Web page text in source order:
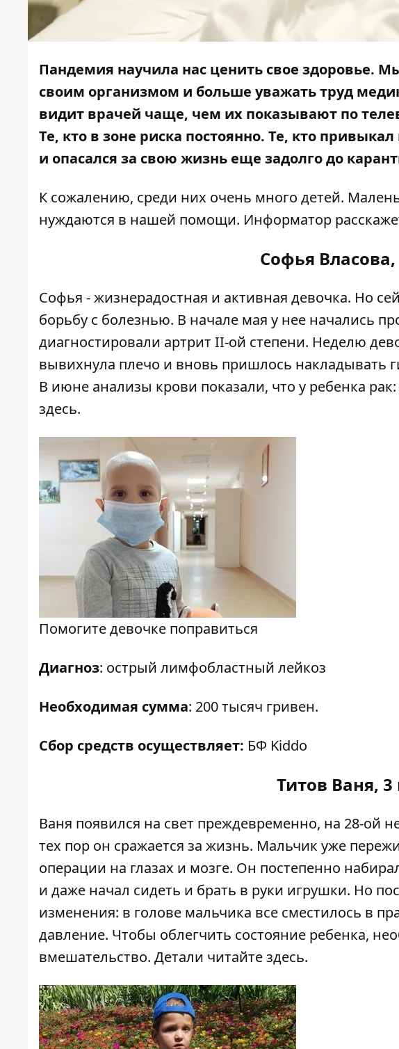
Пандемия научила нас ценить свое здоровье.
своим организмом и больше уважать труд
видит врачей чаще, чем их показывают по
Те, кто в зоне риска постоянно. Те, кто
и опасался за свою жизнь еще задолго до
К сожалению, среди них очень много детей.
нуждаются в нашей помощи. Информатор
Софья Власова,
Софья - жизнерадостная и активная девочка. Но
борьбу с болезнью. В начале мая у нее начались
диагностировали артрит II-ой степени. Неделю
вывихнула плечо и вновь пришлось накладывать
В июне анализы крови показали, что у ребенка
здесь.
Помогите девочке поправиться
Диагноз: острый лимфобластный лейкоз
Необходимая сумма: 200 тысяч гривен.
Сбор средств осуществляет: БФ Kiddo
Титов Ваня, 3
Ваня появился на свет преждевременно, на 28-ой
тех пор он сражается за жизнь. Мальчик уже
операции на глазах и мозге. Он постепенно
и даже начал сидеть и брать в руки игрушки. Но
изменения: в голове мальчика все сместилось в
давление. Чтобы облегчить состояние ребенка,
вмешательство. Детали читайтездесь.